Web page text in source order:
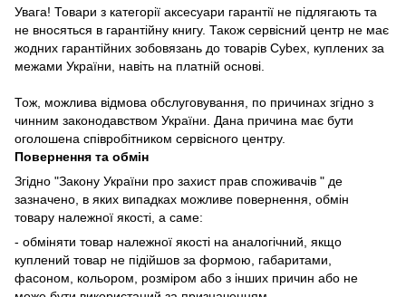
Увага! Товари з категорії аксесуари гарантії не підлягають та
не вносяться в гарантійну книгу. Також сервісний центр не має
жодних гарантійних зобовязань до товарів Cybex, куплених за
межами України, навіть на платній основі.
Тож, можлива відмова обслуговування, по причинах згідно з
чинним законодавством України. Дана причина має бути
оголошена співробітником сервісного центру.
Повернення та обмін
Згідно "Закону України про захист прав споживачів " де
зазначено, в яких випадках можливе повернення, обмін
товару належної якості, а саме:
- обміняти товар належної якості на аналогічний, якщо
куплений товар не підійшов за формою, габаритами,
фасоном, кольором, розміром або з інших причин або не